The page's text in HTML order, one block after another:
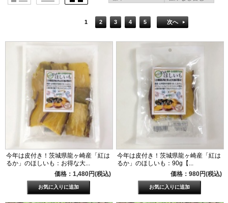
1 2 3 4 5 次へ
今年は皮付き！茨城県龍ヶ崎産「紅は
るか」のほしいも：お得な大...
価格：1,480円(税込)
今年は皮付き！茨城県龍ヶ崎産「紅は
るか」のほしいも：90g【...
価格：980円(税込)